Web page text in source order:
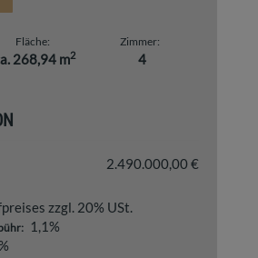
Fläche
268,94 m2
Zimmer
4
2.490.000,00 €
zzgl. 20% USt.
1,1%